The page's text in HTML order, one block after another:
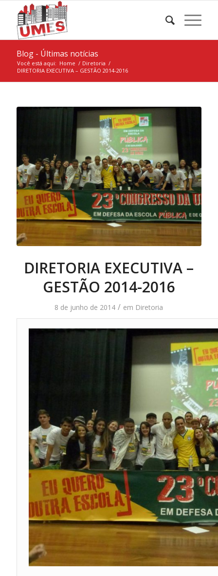
Blog - Últimas notícias
Você está aqui: Home / Diretoria /
DIRETORIA EXECUTIVA – GESTÃO 2014-2016
DIRETORIA EXECUTIVA –
GESTÃO 2014-2016
8 de junho de 2014 / em Diretoria